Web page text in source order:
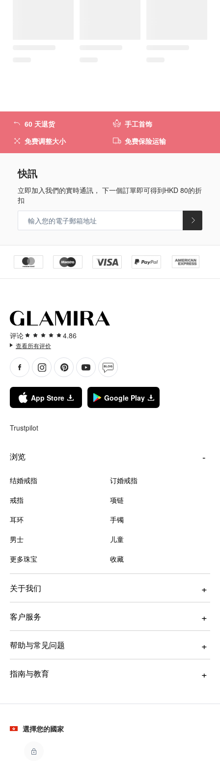
60 天退货
免费调整大小
手工首饰
免费保险运输
快訊
立即加入我們的實時通訊， 下一個訂單即可得到HKD 80的折
扣
评论 4.86
查看所有评价
App Store Google Play
Trustpilot
浏览
结婚戒指
订婚戒指
戒指
项链
耳环
手镯
男士
儿童
更多珠宝
收藏
关于我们
客户服务
帮助与常见问题
指南与教育
選擇您的國家